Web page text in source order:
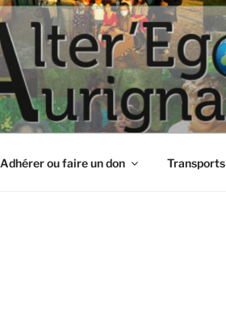
Adhérer ou faire un don Transports